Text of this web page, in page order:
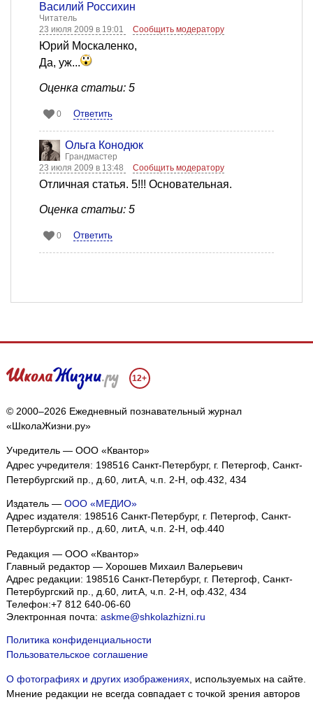
Василий Россихин
Читатель
23 июля 2009 в 19:01
Сообщить модератору
Юрий Москаленко,
Да, уж...
Оценка статьи: 5
0 Ответить
Ольга Конодюк
Грандмастер
23 июля 2009 в 13:48
Сообщить модератору
Отличная статья. 5!!! Основательная.
Оценка статьи: 5
0 Ответить
12+
© 2000–2026 Ежедневный познавательный журнал
«ШколаЖизни.ру»
Учредитель — ООО «Квантор»
Адрес учредителя: 198516 Санкт-Петербург, г. Петергоф, Санкт-
Петербургский пр., д.60, лит.А, ч.п. 2-Н, оф.432, 434
Издатель — ООО «МЕДИО»
Адрес издателя: 198516 Санкт-Петербург, г. Петергоф, Санкт-
Петербургский пр., д.60, лит.А, ч.п. 2-Н, оф.440
Редакция — ООО «Квантор»
Главный редактор — Хорошев Михаил Валерьевич
Адрес редакции: 198516 Санкт-Петербург, г. Петергоф, Санкт-
Петербургский пр., д.60, лит.А, ч.п. 2-Н, оф.432, 434
Телефон:+7 812 640-06-60
Электронная почта: askme@shkolazhizni.ru
Политика конфиденциальности
Пользовательское соглашение
О фотографиях и других изображениях, используемых на сайте.
Мнение редакции не всегда совпадает с точкой зрения авторов